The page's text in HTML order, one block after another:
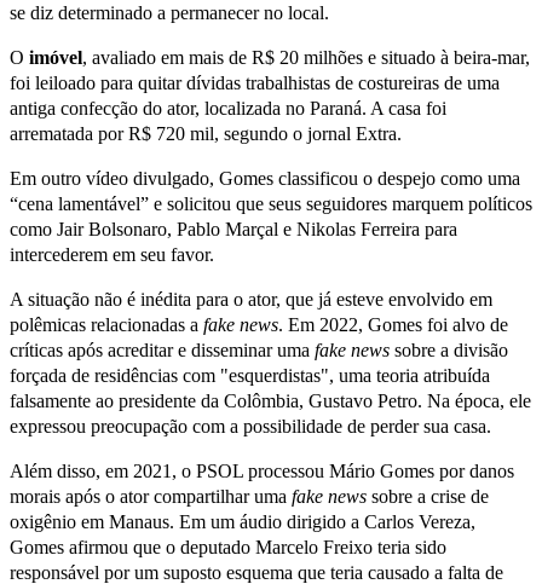
se diz determinado a permanecer no local.
O imóvel, avaliado em mais de R$ 20 milhões e situado à beira-mar,
foi leiloado para quitar dívidas trabalhistas de costureiras de uma
antiga confecção do ator, localizada no Paraná. A casa foi
arrematada por R$ 720 mil, segundo o jornal Extra.
Em outro vídeo divulgado, Gomes classificou o despejo como uma
“cena lamentável” e solicitou que seus seguidores marquem políticos
como Jair Bolsonaro, Pablo Marçal e Nikolas Ferreira para
intercederem em seu favor.
A situação não é inédita para o ator, que já esteve envolvido em
polêmicas relacionadas a fake news. Em 2022, Gomes foi alvo de
críticas após acreditar e disseminar uma fake news sobre a divisão
forçada de residências com "esquerdistas", uma teoria atribuída
falsamente ao presidente da Colômbia, Gustavo Petro. Na época, ele
expressou preocupação com a possibilidade de perder sua casa.
Além disso, em 2021, o PSOL processou Mário Gomes por danos
morais após o ator compartilhar uma fake news sobre a crise de
oxigênio em Manaus. Em um áudio dirigido a Carlos Vereza,
Gomes afirmou que o deputado Marcelo Freixo teria sido
responsável por um suposto esquema que teria causado a falta de